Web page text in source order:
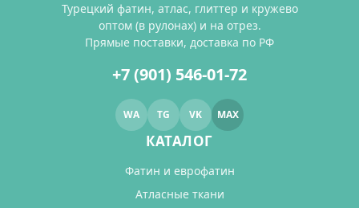
Турецкий фатин, атлас, глиттер и кружево
оптом (в рулонах) и на отрез.
Прямые поставки, доставка по РФ
+7 (901) 546-01-72
WA TG VK MAX
КАТАЛОГ
Фатин и еврофатин
Атласные ткани